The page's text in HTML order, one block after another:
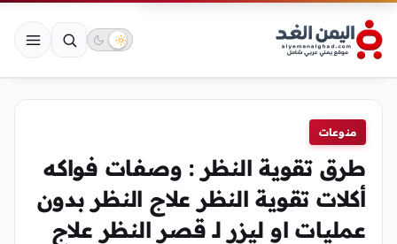
منوعات
طرق تقوية النظر : وصفات فواكه
أكلات تقوية النظر علاج النظر بدون
عمليات او ليزر لـ قصر النظر علاج